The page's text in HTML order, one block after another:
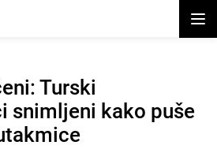
Turski
snimljeni kako puše